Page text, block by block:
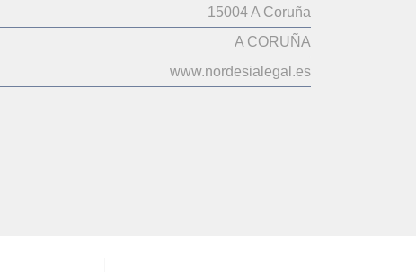
15004 A Coruña
A CORUÑA
www.nordesialegal.es